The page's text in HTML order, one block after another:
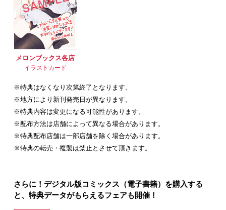
メロンブックス各店
イラストカード
※特典はなくなり次第終了となります。
※地方により新刊発売日が異なります。
※特典内容は変更になる可能性があります。
※配布方法は店舗によって異なる場合があります。
※特典配布店舗は一部店舗を除く場合があります。
※特典の転売・複製は禁止とさせて頂きます。
さらに！デジタル版コミックス（電子書籍）を購入する
と、特典データがもらえるフェアも開催！